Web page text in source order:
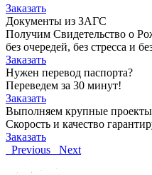
Заказать
Документы из ЗАГС
Получим Свидетельство о
без очередей, без стресса и
Заказать
Нужен перевод паспорта?
Переведем за 30 минут!
Заказать
Выполняем крупные проекты
Скорость и качество
Заказать
Previous
Next